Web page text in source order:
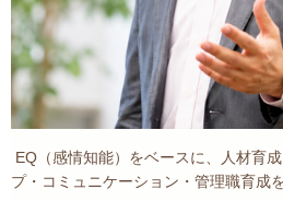
EQ（感情知能）をベースに、人材育
プ・コミュニケーション・管理職育成